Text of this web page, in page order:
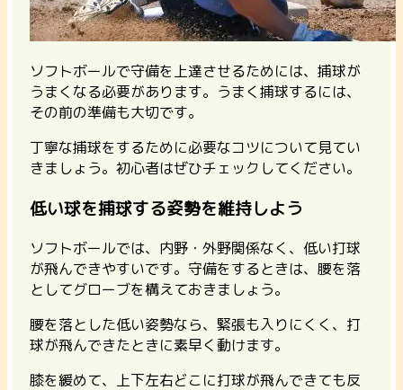
ソフトボールで守備を上達させるためには、捕球が
うまくなる必要があります。うまく捕球するには、
その前の準備も大切です。
丁寧な捕球をするために必要なコツについて見てい
きましょう。初心者はぜひチェックしてください。
低い球を捕球する姿勢を維持しよう
ソフトボールでは、内野・外野関係なく、低い打球
が飛んできやすいです。守備をするときは、腰を落
としてグローブを構えておきましょう。
腰を落とした低い姿勢なら、緊張も入りにくく、打
球が飛んできたときに素早く動けます。
膝を緩めて、上下左右どこに打球が飛んできても反